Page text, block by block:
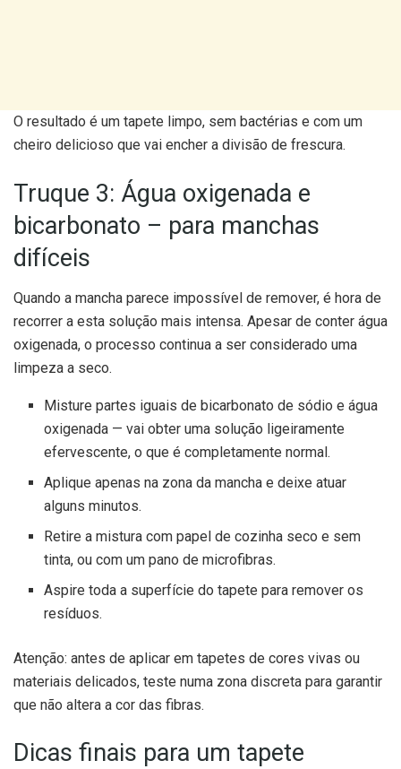
O resultado é um tapete limpo, sem bactérias e com um
cheiro delicioso que vai encher a divisão de frescura.
Truque 3: Água oxigenada e
bicarbonato – para manchas
difíceis
Quando a mancha parece impossível de remover, é hora de
recorrer a esta solução mais intensa. Apesar de conter água
oxigenada, o processo continua a ser considerado uma
limpeza a seco.
Misture partes iguais de bicarbonato de sódio e água
oxigenada — vai obter uma solução ligeiramente
efervescente, o que é completamente normal.
Aplique apenas na zona da mancha e deixe atuar
alguns minutos.
Retire a mistura com papel de cozinha seco e sem
tinta, ou com um pano de microfibras.
Aspire toda a superfície do tapete para remover os
resíduos.
Atenção: antes de aplicar em tapetes de cores vivas ou
materiais delicados, teste numa zona discreta para garantir
que não altera a cor das fibras.
Dicas finais para um tapete